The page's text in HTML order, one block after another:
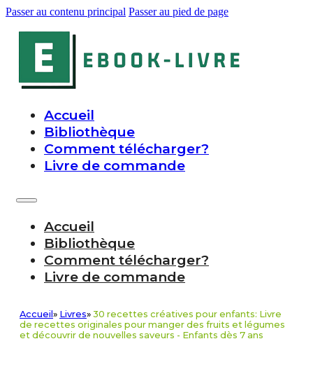
Passer au contenu principal Passer au pied de page
Accueil
Bibliothèque
Comment télécharger?
Livre de commande
Accueil
Bibliothèque
Comment télécharger?
Livre de commande
Accueil » Livres» 30 recettes créatives pour enfants: Livre
de recettes originales pour manger des fruits et légumes
et découvrir de nouvelles saveurs - Enfants dès 7 ans